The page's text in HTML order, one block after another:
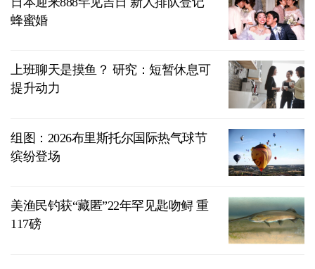
蜂蜜婚
上班聊天是摸鱼？ 研究：短暂休息可
提升动力
组图：2026布里斯托尔国际热气球节
缤纷登场
美渔民钓获“藏匿”22年罕见匙吻鲟 重
117磅